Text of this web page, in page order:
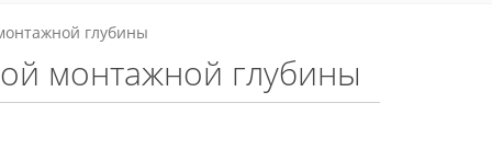
глубины
монтажной глубины